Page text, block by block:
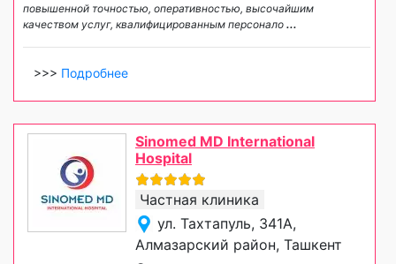
повышенной точностью, оперативностью, высочайшим
качеством услуг, квалифицированным персонало ...
>>> Подробнее
Sinomed MD International
Hospital
Частная клиника
ул. Тахтапуль, 341А,
Алмазарский район, Ташкент